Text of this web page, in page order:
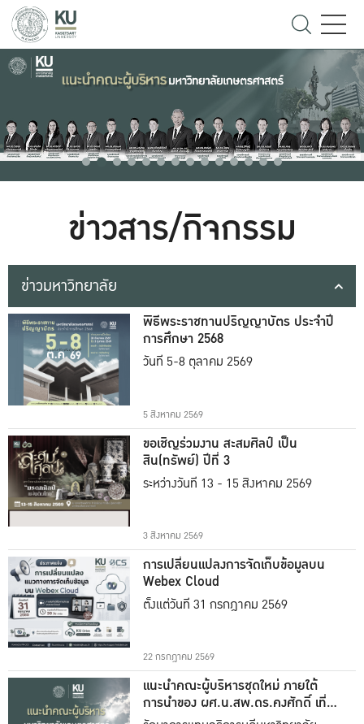
ข่าวสาร/กิจกรรม
ข่าวมหาวิทยาลัย
พิธีพระราชทานปริญญาบัตร ประจำปี
การศึกษา 2568
วันที่ 5-8 ตุลาคม 2569
5 สิงหาคม 2569
ขอเชิญร่วมงาน สะสมศิลป์ เป็น
สิน(ทรัพย์) ปีที่ 3
ระหว่างวันที่ 13 - 15 สิงหาคม 2569
3 สิงหาคม 2569
การเปลี่ยนแปลงการจัดเก็บข้อมูลบน
Webex Cloud
ตั้งแต่วันที่ 31 กรกฎาคม 2569
22 กรกฎาคม 2569
แนะนำคณะผู้บริหารชุดใหม่ ภายใต้
การนำของ ผศ.น.สพ.ดร.คงศักดิ์ เที่ยง